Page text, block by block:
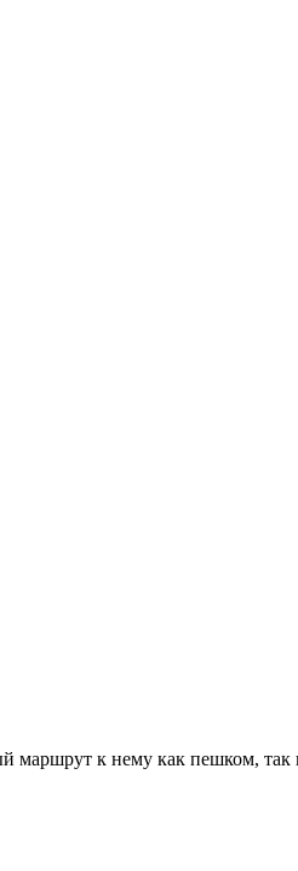
маршрут к нему как пешком, так